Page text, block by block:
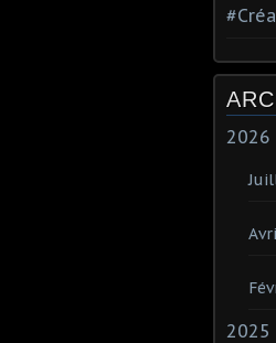
2026
2025